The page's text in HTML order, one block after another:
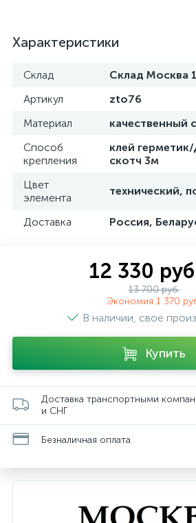
Характеристики
Склад
Склад Москва 1
Артикул
zto76
Материал
качественный
Способ
крепления
клей
скотч 3м
Цвет
элемента
технический,
Доставка Россия,
12 330
13 700 руб.
Экономия 1 370
В наличии, свое
Купить
Доставка транспортными
и СНГ
Безналичная оплата